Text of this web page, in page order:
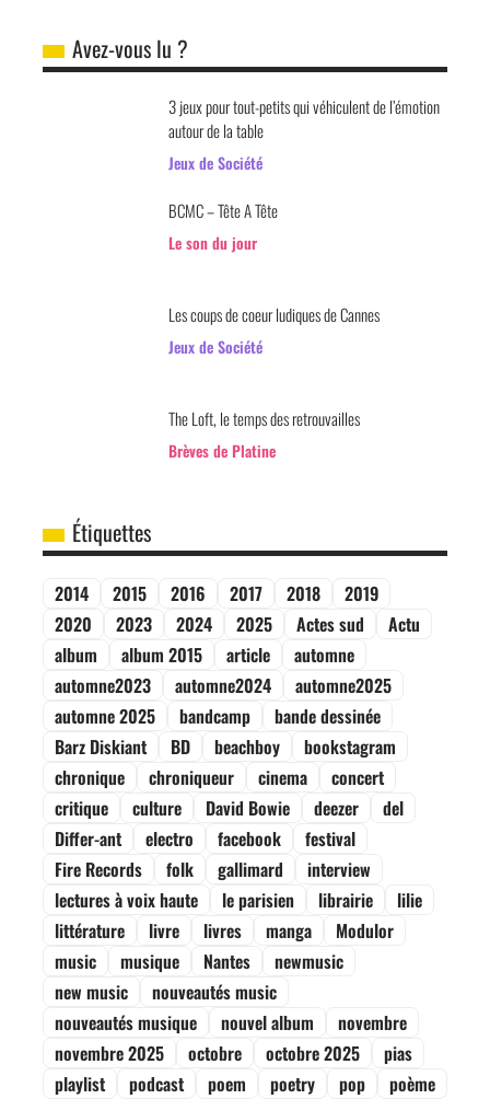
Avez-vous lu ?
3 jeux pour tout-petits qui véhiculent de l’émotion
autour de la table
Jeux de Société
BCMC – Tête A Tête
Le son du jour
Les coups de coeur ludiques de Cannes
Jeux de Société
The Loft, le temps des retrouvailles
Brèves de Platine
Étiquettes
2014 2015 2016 2017 2018
2019
2020
2023 2024 2025 Actes sud
Actu
album
album 2015 article
automne
automne2023
automne2024
automne2025
automne 2025
bandcamp
bande dessinée
Barz Diskiant
BD beachboy
bookstagram
chronique
chroniqueur cinema
concert
critique
culture David Bowie deezer
del
Differ-ant
electro facebook
festival
Fire Records
folk gallimard
interview
lectures à voix haute
le parisien librairie
lilie
littérature
livre livres manga
Modulor
music
musique Nantes
newmusic
new music
nouveautés music
nouveautés musique
nouvel album
novembre
novembre 2025
octobre octobre 2025
pias
playlist
podcast poem poetry pop
poème